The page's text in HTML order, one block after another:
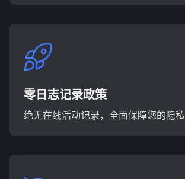
零日志记录政策
绝无在线活动记录，全面保障您的隐私